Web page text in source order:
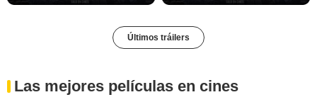
Últimos tráilers
Las mejores películas en cines